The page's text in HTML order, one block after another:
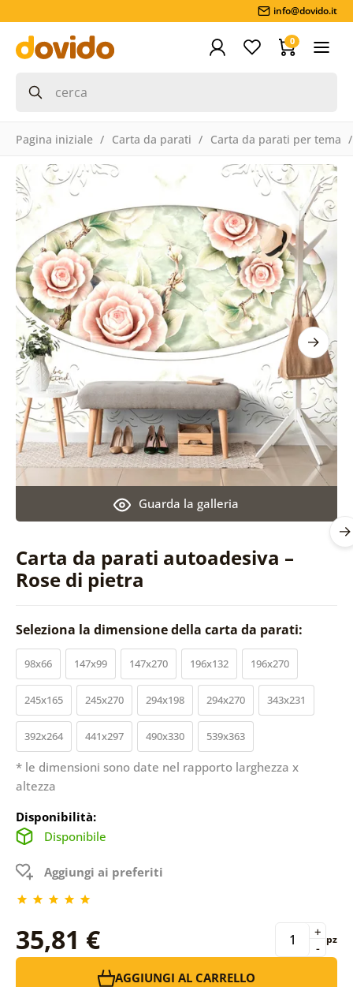
info@dovido.it
0
Pagina iniziale Carta da parati Carta da parati per tema
Carta da parati autoadesiva –
Rose di pietra
Guarda la galleria
Seleziona la dimensione della carta da parati:
98x66 147x99 147x270 196x132 196x270
245x165 245x270 294x198 294x270 343x231
392x264 441x297 490x330 539x363
* le dimensioni sono date nel rapporto larghezza x
altezza
Disponibilità:
Disponibile
Aggiungi ai preferiti
35,81 € -
+ pz
AGGIUNGI AL CARRELLO